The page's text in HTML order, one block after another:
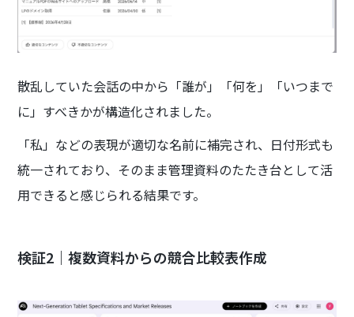
散乱していた会話の中から「誰が」「何を」「いつまで
に」すべきかが構造化されました。
「私」などの表現が適切な名前に補完され、日付形式も
統一されており、そのまま管理資料のたたき台として活
用できると感じられる結果です。
検証2｜複数資料からの競合比較表作成